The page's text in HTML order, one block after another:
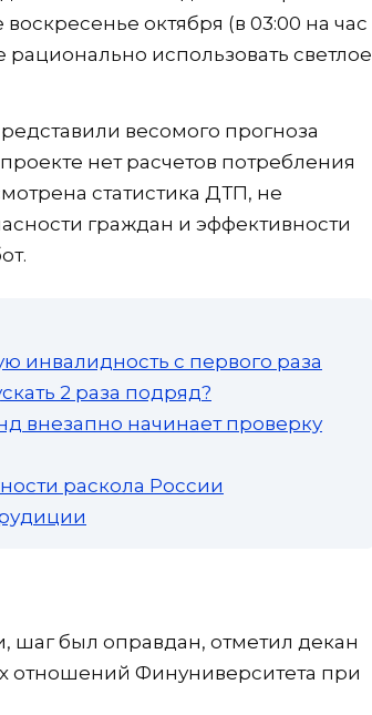
октября (в 03:00 на час
использовать светлое
весомого прогноза
нет расчетов потребления
статистика ДТП, не
граждан и эффективности
инвалидность с первого раза
2 раза подряд?
внезапно начинает проверку
раскола России
шаг был оправдан, отметил декан
отношений Финуниверситета при